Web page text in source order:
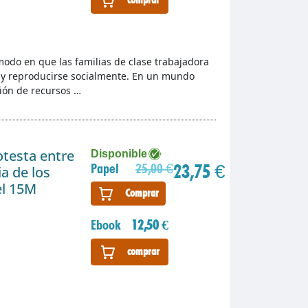
en que las familias de clase trabajadora
reproducirse socialmente. En un mundo
de recursos …
entre
de los
15M
Disponible
Papel 25,00 €23,75 €
Comprar
Ebook 12,50 €
comprar